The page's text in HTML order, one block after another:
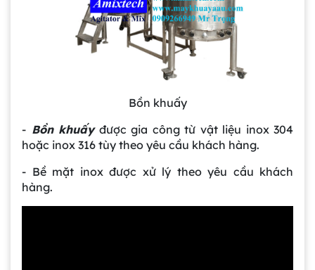
Bồn khuấy
- Bồn khuấyđược gia công từ vật liệu inox 304
hoặc inox 316 tùy theo yêu cầu khách hàng.
- Bề mặt inox được xử lý theo yêu cầu khách
hàng.